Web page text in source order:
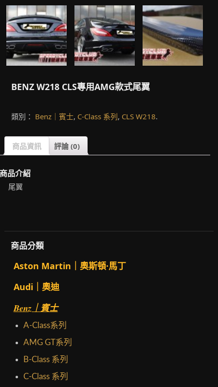
BENZ W218 CLS專用AMG款式尾翼
類別： Benz｜賓士, C-Class 系列, CLS W218.
商品資訊 評論 (0)
品介紹
尾翼
商品分類
Aston Martin｜奧斯頓·馬丁
Audi｜奧迪
Benz｜賓士
A-Class系列
AMG GT系列
B-Class 系列
C-Class 系列